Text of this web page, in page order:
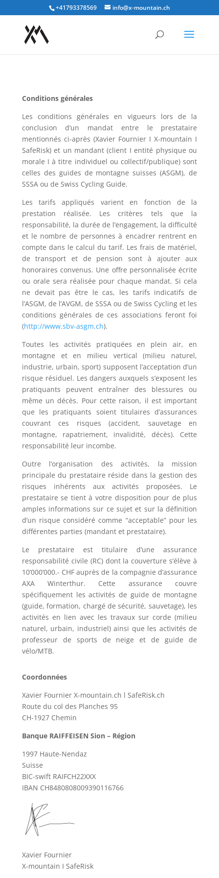
+41793378569 info@x-mountain.ch
Conditions générales
Les conditions générales en vigueurs lors de la
conclusion d’un mandat entre le prestataire
mentionnés ci-après (Xavier Fournier I X-mountain I
SafeRisk) et un mandant (client I entité physique ou
morale I à titre individuel ou collectif/publique) sont
celles des guides de montagne suisses (ASGM), de
SSSA ou de Swiss Cycling Guide.
Les tarifs appliqués varient en fonction de la
prestation réalisée. Les critères tels que la
responsabilité, la durée de l’engagement, la difficulté
et le nombre de personnes à encadrer rentrent en
compte dans le calcul du tarif. Les frais de matériel,
de transport et de pension sont à ajouter aux
honoraires convenus. Une offre personnalisée écrite
ou orale sera réalisée pour chaque mandat. Si cela
ne devait pas être le cas, les tarifs indicatifs de
l’ASGM, de l’AVGM, de SSSA ou de Swiss Cycling et les
conditions générales de ces associations feront foi
(http://www.sbv-asgm.ch).
Toutes les activités pratiquées en plein air, en
montagne et en milieu vertical (milieu naturel,
industrie, urbain, sport) supposent l’acceptation d’un
risque résiduel. Les dangers auxquels s’exposent les
pratiquants peuvent entraîner des blessures ou
même un décès. Pour cette raison, il est important
que les pratiquants soient titulaires d’assurances
couvrant ces risques (accident, sauvetage en
montagne, rapatriement, invalidité, décès). Cette
responsabilité leur incombe.
Outre l’organisation des activités, la mission
principale du prestataire réside dans la gestion des
risques inhérents aux activités proposées. Le
prestataire se tient à votre disposition pour de plus
amples informations sur ce sujet et sur la définition
d’un risque considéré comme “acceptable” pour les
différentes parties (mandant et prestataire).
Le prestataire est titulaire d’une assurance
responsabilité civile (RC) dont la couverture s’élève à
10’000’000.- CHF auprès de la compagnie d’assurance
AXA Winterthur. Cette assurance couvre
spécifiquement les activités de guide de montagne
(guide, formation, chargé de sécurité, sauvetage), les
activités en lien avec les travaux sur corde (milieu
naturel, urbain, industriel) ainsi que les activités de
professeur de sports de neige et de guide de
vélo/MTB.
Coordonnées
Xavier Fournier X-mountain.ch l SafeRisk.ch
Route du col des Planches 95
CH-1927 Chemin
Banque RAIFFEISEN Sion – Région
1997 Haute-Nendaz
Suisse
BIC-swift RAIFCH22XXX
IBAN CH8480808009390116766
Xavier Fournier
X-mountain I SafeRisk